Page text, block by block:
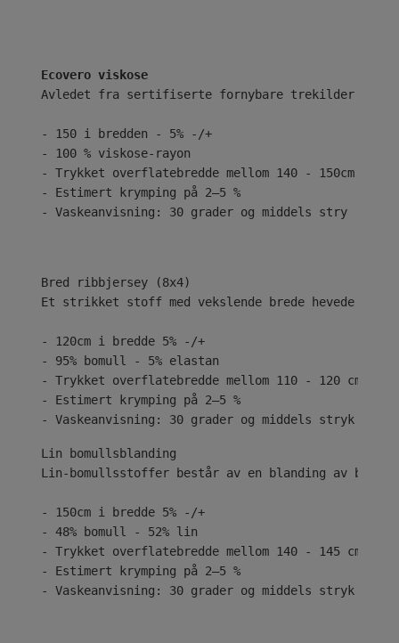
Ecovero viskose
Avledet fra sertifiserte fornybare trekilder ved
- 150 i bredden - 5% -/+
- 100 % viskose-rayon
- Trykket overflatebredde mellom 140 - 150cm
- Estimert krymping på 2–5 %
- Vaskeanvisning: 30 grader og middels stry
Bred ribbjersey (8x4)
Et strikket stoff med vekslende brede hevede og
- 120cm i bredde 5% -/+
- 95% bomull - 5% elastan
- Trykket overflatebredde mellom 110 - 120 cm
- Estimert krymping på 2–5 %
- Vaskeanvisning: 30 grader og middels stryk
Lin-bomullsstoffer består av en blanding av
- 150cm i bredde 5% -/+
- 48% bomull - 52% lin
- Trykket overflatebredde mellom 140 - 145 cm
- Estimert krymping på 2–5 %
- Vaskeanvisning: 30 grader og middels stryk